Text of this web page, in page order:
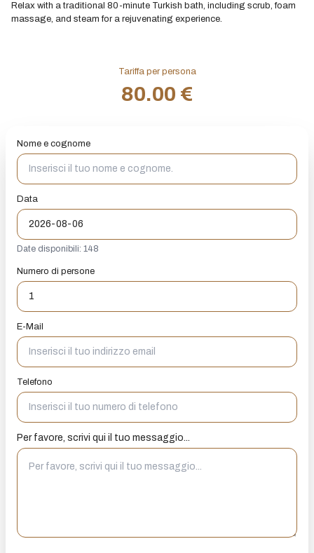
Relax with a traditional 80-minute Turkish bath, including scrub, foam
massage, and steam for a rejuvenating experience.
Tariffa per persona
80.00 €
Nome e cognome
Data
Date disponibili: 148
Numero di persone
E-Mail
Telefono
Per favore, scrivi qui il tuo messaggio...